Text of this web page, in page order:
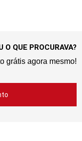
O QUE PROCURAVA?
grátis agora mesmo!